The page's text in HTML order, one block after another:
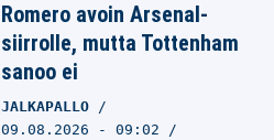
Romero avoin Arsenal-
siirrolle, mutta Tottenham
sanoo ei
JALKAPALLO
09.08.2026 - 09:02